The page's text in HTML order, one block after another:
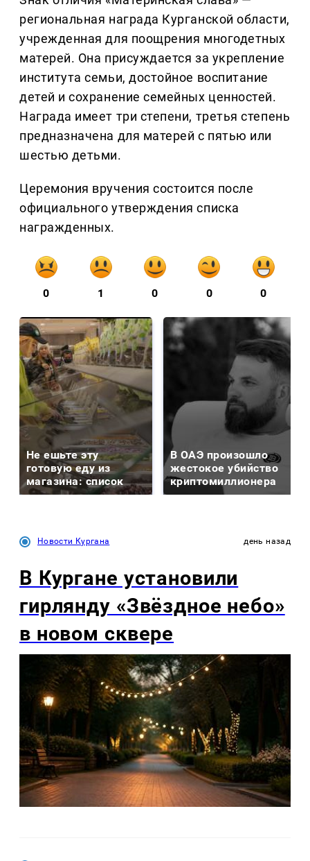
региональная награда Курганской области,
учрежденная для поощрения многодетных
матерей. Она присуждается за укрепление
института семьи, достойное воспитание
детей и сохранение семейных ценностей.
Награда имеет три степени, третья степень
предназначена для матерей с пятью или
шестью детьми.
Церемония вручения состоится после
официального утверждения списка
награжденных.
0 1 0 0 0
Не ешьте эту
готовую еду из
магазина: список
В ОАЭ произошло
жестокое убийство
криптомиллионера
Новости Кургана день назад
В Кургане установили
гирлянду «Звёздное небо»
в новом сквере